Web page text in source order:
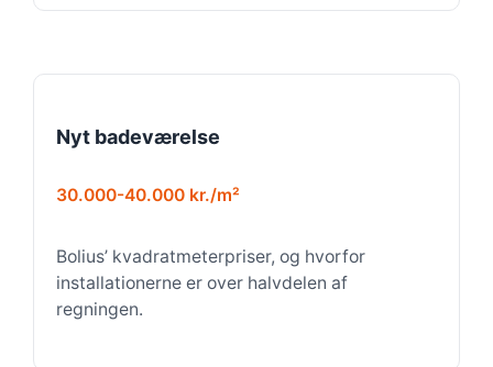
Nyt badeværelse
30.000-40.000 kr./m²
Bolius’ kvadratmeterpriser, og hvorfor
installationerne er over halvdelen af
regningen.